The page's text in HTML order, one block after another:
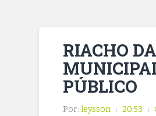
RIACHO
PÚBLICO
Por:leysson 20:53